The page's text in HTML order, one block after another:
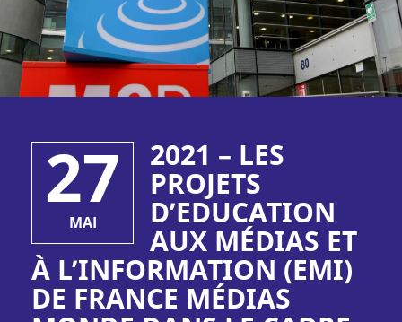
27
MAI
2021 – LES
PROJETS
D’EDUCATION
AUX MÉDIAS ET
À L’INFORMATION (EMI)
DE FRANCE MÉDIAS